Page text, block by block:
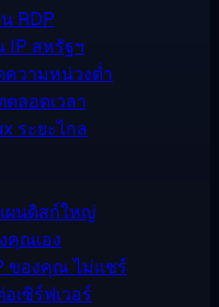
RDP
IP สหรัฐฯ
ความหน่วงต่ำ
ลอดเวลา
ระยะไกล
ผนดิสก์ใหญ่
คุณเอง
ของคุณ ไม่แชร์
เซิร์ฟเวอร์